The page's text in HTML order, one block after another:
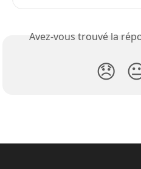
Avez-vous trouvé la
😞